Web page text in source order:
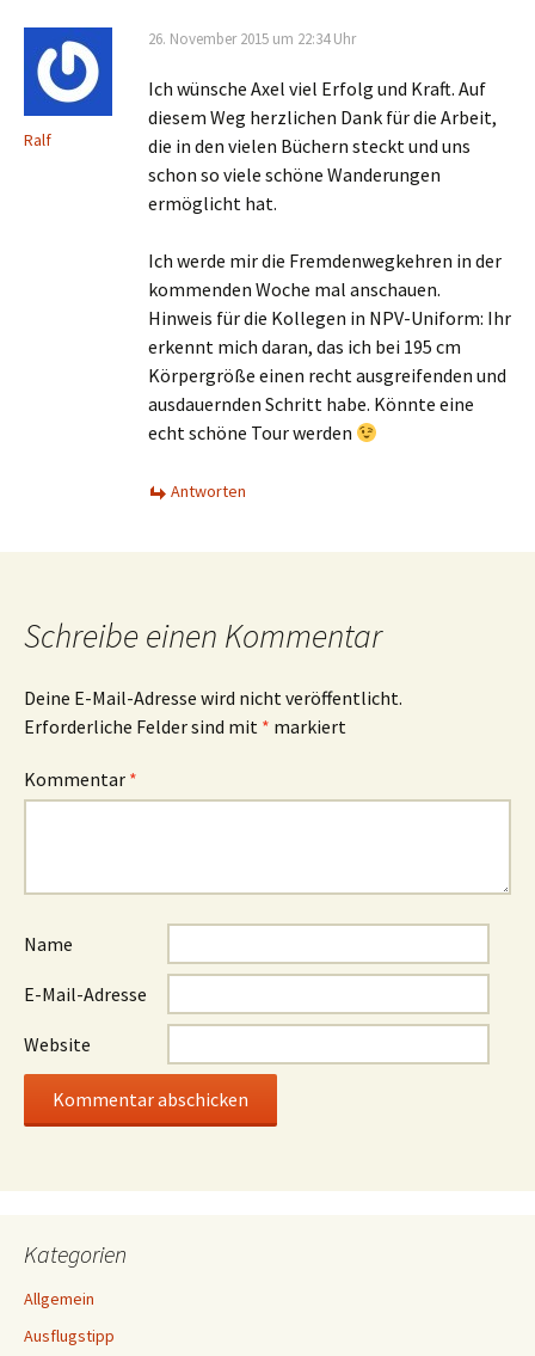
Ralf
26. November 2015 um 22:34 Uhr
Ich wünsche Axel viel Erfolg und Kraft. Auf
diesem Weg herzlichen Dank für die Arbeit,
die in den vielen Büchern steckt und uns
schon so viele schöne Wanderungen
ermöglicht hat.
Ich werde mir die Fremdenwegkehren in der
kommenden Woche mal anschauen.
Hinweis für die Kollegen in NPV-Uniform: Ihr
erkennt mich daran, das ich bei 195 cm
Körpergröße einen recht ausgreifenden und
ausdauernden Schritt habe. Könnte eine
echt schöne Tour werden
Antworten
Schreibe einen Kommentar
Deine E-Mail-Adresse wird nicht veröffentlicht.
Erforderliche Felder sind mit * markiert
Kommentar *
Name
E-Mail-Adresse
Website
Kategorien
Allgemein
Ausflugstipp